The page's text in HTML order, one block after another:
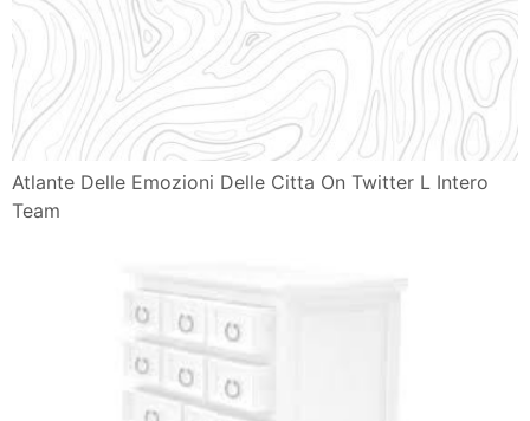
Atlante Delle Emozioni Delle Citta On Twitter L Intero
Team